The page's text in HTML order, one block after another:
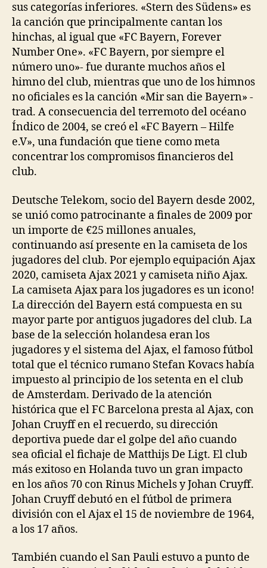
sus categorías inferiores. «Stern des Südens» es
la canción que principalmente cantan los
hinchas, al igual que «FC Bayern, Forever
Number One». «FC Bayern, por siempre el
número uno»- fue durante muchos años el
himno del club, mientras que uno de los himnos
no oficiales es la canción «Mir san die Bayern» -
trad. A consecuencia del terremoto del océano
Índico de 2004, se creó el «FC Bayern – Hilfe
e.V», una fundación que tiene como meta
concentrar los compromisos financieros del
club.
Deutsche Telekom, socio del Bayern desde 2002,
se unió como patrocinante a finales de 2009 por
un importe de €25 millones anuales,
continuando así presente en la camiseta de los
jugadores del club. Por ejemplo equipación Ajax
2020, camiseta Ajax 2021 y camiseta niño Ajax.
La camiseta Ajax para los jugadores es un icono!
La dirección del Bayern está compuesta en su
mayor parte por antiguos jugadores del club. La
base de la selección holandesa eran los
jugadores y el sistema del Ajax, el famoso fútbol
total que el técnico rumano Stefan Kovacs había
impuesto al principio de los setenta en el club
de Amsterdam. Derivado de la atención
histórica que el FC Barcelona presta al Ajax, con
Johan Cruyff en el recuerdo, su dirección
deportiva puede dar el golpe del año cuando
sea oficial el fichaje de Matthijs De Ligt. El club
más exitoso en Holanda tuvo un gran impacto
en los años 70 con Rinus Michels y Johan Cruyff.
Johan Cruyff debutó en el fútbol de primera
división con el Ajax el 15 de noviembre de 1964,
a los 17 años.
También cuando el San Pauli estuvo a punto de